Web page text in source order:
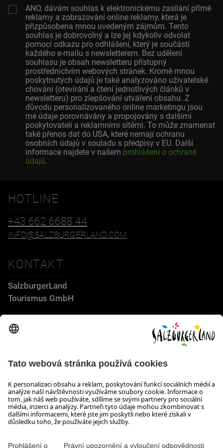
ANO, dávám souhlas k elektronickému zasílání přímé
reklamy a zobrazování online reklamy, která je
přizpůsobena mnou uvedeným zájmům. Tento
souhlas je dobrovolný a lze jej kdykoliv odvolat
pomocí odkazu pro odhlášení, který je součástí
každého e-mailu s newsletterem. Bez udělení
souhlasu je obsah newsletteru přístupný
prostřednictvím webových stránek. Kromě mnou
poskytnutých údajů je také analyzováno uživatelské
chování (otevírání a čtení jednotlivých článků v
newsletteru) pro zlepšování utváření obsahu. Z
důvodu personalizovaného online marketingu jsou
mé údaje porovnávány a propojovány s dalšími
poskytovateli a reklamními sítěmi. To může znamenat
také přenos dat do USA, které nemají ochranu
osobních údajů v souladu s předpisy v EU. Další
informace najdete v našem prohlášení o ochraně
údajů.
HOTLINE
+43 662 6688 44
INFO@SALZBURGERLAND.COM
KONTAKT
SalzburgerLand
Tourismus GmbH
Wiener Bundesstraße 23
5300 Hallwang
OTEVÍRACÍ DOBA
Těšíme se na Vaši poptávku!